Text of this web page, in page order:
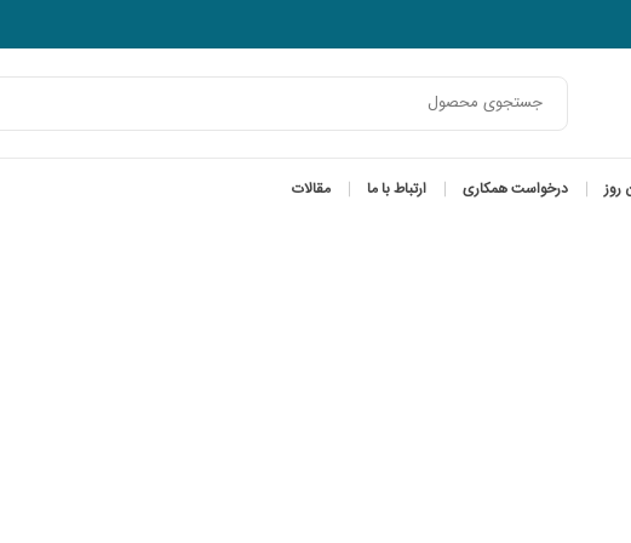
روز درخواست همکاری ارتباط با ما مقالات